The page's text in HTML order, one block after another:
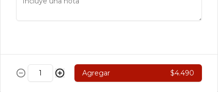
113 Nikkei
Camarón, Salmon, Champiñón
Salteado. Pimentón y queso crema
Agregar $4.490